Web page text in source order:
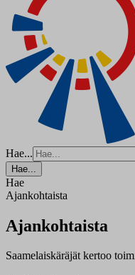
Hae...
Hae...
Hae
Ajankohtaista
Ajankohtaista
Saamelaiskäräjät kertoo